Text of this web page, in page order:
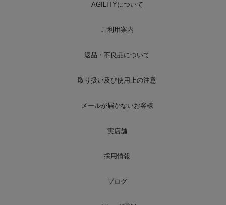
AGILITYについて
ご利用案内
返品・不良品について
取り扱い及び使用上の注意
メールが届かないお客様
実店舗
採用情報
ブログ